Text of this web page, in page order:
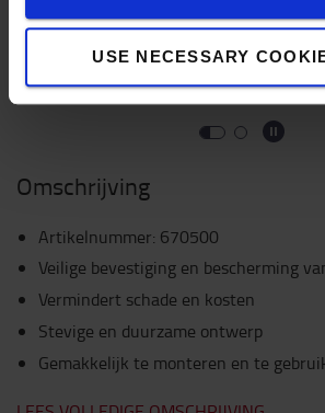
USE NECESSARY
Omschrijving
Artikelnummer: 670500
Veilige bevestiging en bescherming
Vermindert schade en kosten
Stevige en duurzame ontwerp
Gemakkelijk te monteren en te